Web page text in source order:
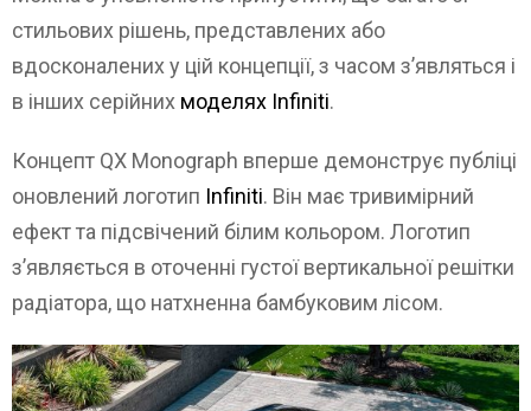
стильових рішень, представлених або
вдосконалених у цій концепції, з часом з’являться і
в інших серійних моделях Infiniti.
Концепт QX Monograph вперше демонструє публіці
оновлений логотип Infiniti. Він має тривимірний
ефект та підсвічений білим кольором. Логотип
з’являється в оточенні густої вертикальної решітки
радіатора, що натхненна бамбуковим лісом.